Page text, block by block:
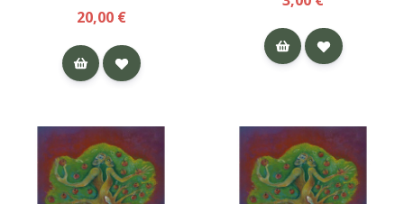
20,00 €